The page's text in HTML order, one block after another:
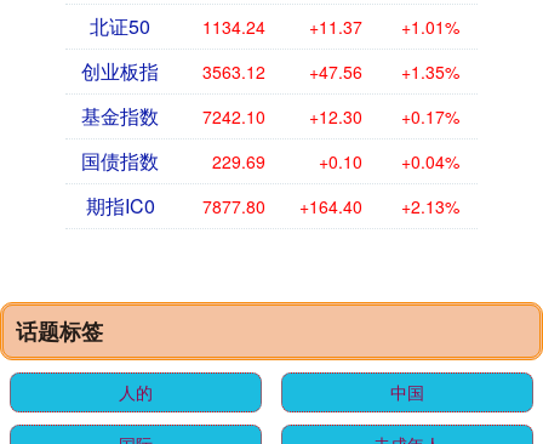
北证50 1134.24 +11.37 +1.01%
创业板指 3563.12 +47.56 +1.35%
基金指数 7242.10 +12.30 +0.17%
国债指数 229.69 +0.10 +0.04%
期指IC0 7877.80 +164.40 +2.13%
话题标签
人的 中国